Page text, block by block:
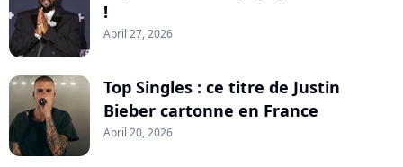
!
April 27, 2026
Top Singles : ce titre de Justin
Bieber cartonne en France
April 20, 2026